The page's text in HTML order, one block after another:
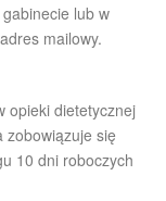
lub w
mailowy.
opieki dietetycznej
zobowiązuje się
10 dni roboczych